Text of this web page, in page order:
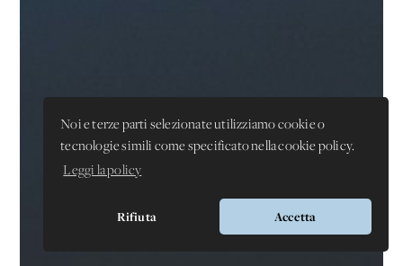
Noi e terze parti selezionate utilizziamo cookie o
tecnologie simili come specificato nella cookie policy.
Leggi la policy
Rifiuta Accetta